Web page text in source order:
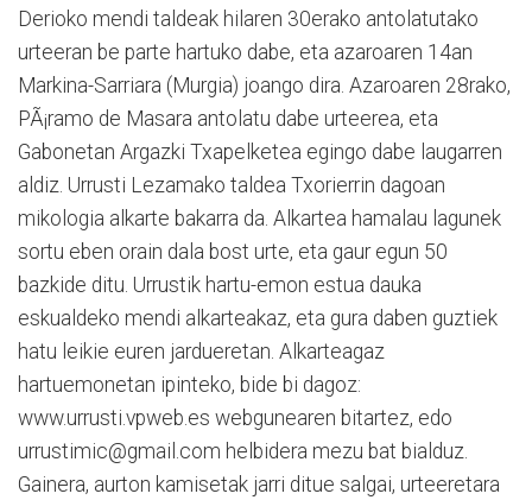
Derioko mendi taldeak hilaren 30erako antolatutako
urteeran be parte hartuko dabe, eta azaroaren 14an
Markina-Sarriara (Murgia) joango dira. Azaroaren 28rako,
PÃ¡ramo de Masara antolatu dabe urteerea, eta
Gabonetan Argazki Txapelketea egingo dabe laugarren
aldiz. Urrusti Lezamako taldea Txorierrin dagoan
mikologia alkarte bakarra da. Alkartea hamalau lagunek
sortu eben orain dala bost urte, eta gaur egun 50
bazkide ditu. Urrustik hartu-emon estua dauka
eskualdeko mendi alkarteakaz, eta gura daben guztiek
hatu leikie euren jardueretan. Alkarteagaz
hartuemonetan ipinteko, bide bi dagoz:
www.urrusti.vpweb.es webgunearen bitartez, edo
urrustimic@gmail.com helbidera mezu bat bialduz.
Gainera, aurton kamisetak jarri ditue salgai, urteeretara